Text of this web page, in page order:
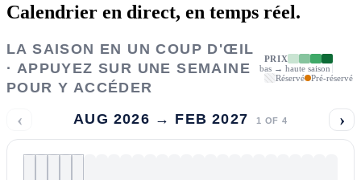
Calendrier en direct, en temps réel.
LA SAISON EN UN COUP D'ŒIL
· APPUYEZ SUR UNE SEMAINE
POUR Y ACCÉDER
PRIX
bas → haute saison
Réservé
Pré-réservé
‹ AUG 2026 → FEB 2027 1 OF 4 ›